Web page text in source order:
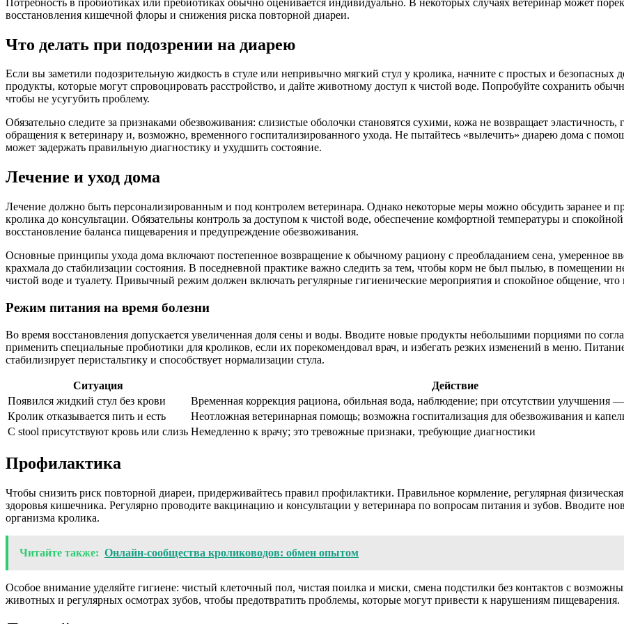
восстановления кишечной флоры и снижения риска повторной диареи.
Что делать при подозрении на диарею
Если вы заметили подозрительную жидкость в стуле или непривычно мягкий стул у кролика, начните с простых и безопасных
продукты, которые могут спровоцировать расстройство, и дайте животному доступ к чистой воде. Попробуйте сохранить
чтобы не усугубить проблему.
Обязательно следите за признаками обезвоживания: слизистые оболочки становятся сухими, кожа не возвращает
обращения к ветеринару и, возможно, временного госпитализированного ухода. Не пытайтесь «вылечить» диарею дома с
может задержать правильную диагностику и ухудшить состояние.
Лечение и уход дома
Лечение должно быть персонализированным и под контролем ветеринара. Однако некоторые меры можно обсудить заранее и
кролика до консультации. Обязательны контроль за доступом к чистой воде, обеспечение комфортной температуры и
восстановление баланса пищеварения и предупреждение обезвоживания.
Основные принципы ухода дома включают постепенное возвращение к обычному рациону с преобладанием сена, умеренное
крахмала до стабилизации состояния. В поседневной практике важно следить за тем, чтобы корм не был пылью, в помещении
чистой воде и туалету. Привычный режим должен включать регулярные гигиенические мероприятия и спокойное общение, что
Режим питания на время болезни
Во время восстановления допускается увеличенная доля сены и воды. Вводите новые продукты небольшими порциями по
применить специальные пробиотики для кроликов, если их порекомендовал врач, и избегать резких изменений в меню.
стабилизирует перистальтику и способствует нормализации стула.
Ситуация
Действие
Появился жидкий стул без крови
Временная коррекция рациона, обильная вода, наблюдение; при отсутствии улучшения
Кролик отказывается пить и есть
Неотложная ветеринарная помощь; возможна госпитализация для обезвоживания и
С stool присутствуют кровь или слизь Немедленно к врачу; это тревожные признаки, требующие диагностики
Профилактика
Чтобы снизить риск повторной диареи, придерживайтесь правил профилактики. Правильное кормление, регулярная
здоровья кишечника. Регулярно проводите вакцинацию и консультации у ветеринара по вопросам питания и зубов. Вводите
организма кролика.
Читайте также: Онлайн‑сообщества кролиководов: обмен опытом
Особое внимание уделяйте гигиене: чистый клеточный пол, чистая поилка и миски, смена подстилки без контактов с
животных и регулярных осмотрах зубов, чтобы предотвратить проблемы, которые могут привести к нарушениям пищеварения.